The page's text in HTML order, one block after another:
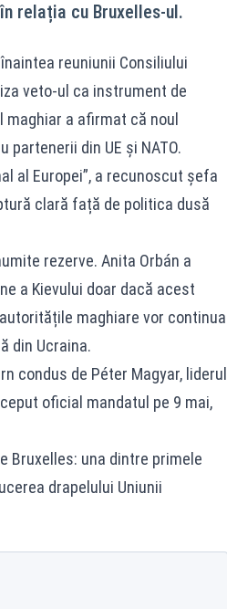
relația cu Bruxelles-ul.
reuniunii Consiliului
veto-ul ca instrument de
a afirmat că noul
din UE și NATO.
al Europei”, a recunoscut șefa
clară față de politica dusă
rezerve. Anita Orbán a
a Kievului doar dacă acest
maghiare vor continua
din Ucraina.
condus de Péter Magyar, liderul
oficial mandatul pe 9 mai,
Bruxelles: una dintre primele
drapelului Uniunii